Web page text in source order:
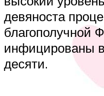
девяноста
благополучной
инфицированы
десяти.